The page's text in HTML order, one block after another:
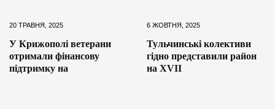
20 ТРАВНЯ, 2025
У Крижополі ветерани
отримали фінансову
підтримку на
6 ЖОВТНЯ, 2025
Тульчинські колективи
гідно представили район
на ХVІІ